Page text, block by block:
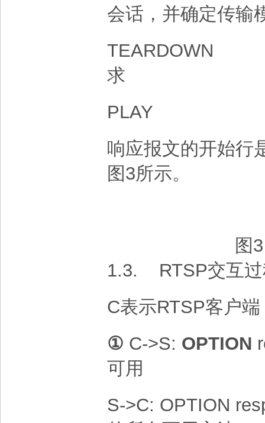
会话，并确定传输
TEARDOWN
求
PLAY
响应报文的开始行
图3所示。
图
1.3.
RTSP交互
C表示RTSP客户
① C->S: OPTION
可用
S->C: OPTION